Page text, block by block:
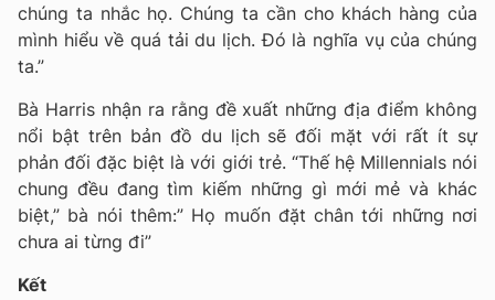
chúng ta nhắc họ. Chúng ta cần cho khách hàng của
mình hiểu về quá tải du lịch. Đó là nghĩa vụ của chúng
ta.”
Bà Harris nhận ra rằng đề xuất những địa điểm không
nổi bật trên bản đồ du lịch sẽ đối mặt với rất ít sự
phản đối đặc biệt là với giới trẻ. “Thế hệ Millennials nói
chung đều đang tìm kiếm những gì mới mẻ và khác
biệt,” bà nói thêm:” Họ muốn đặt chân tới những nơi
chưa ai từng đi”
Kết